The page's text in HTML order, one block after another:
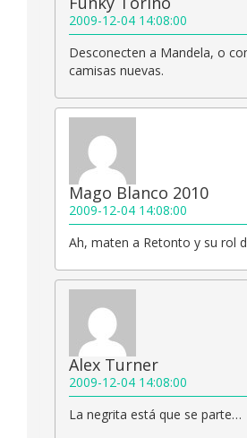
2009-12-04 14:08:00
Desconecten a Mandela, o
camisas nuevas.
Mago Blanco 2010
2009-12-04 14:08:00
Ah, maten a Retonto y su rol
Alex Turner
2009-12-04 14:08:00
La negrita está que se parte…